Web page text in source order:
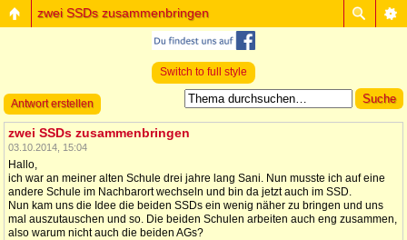
zwei SSDs zusammenbringen
Switch to full style
Antwort erstellen
zwei SSDs zusammenbringen
03.10.2014, 15:04
Hallo,
ich war an meiner alten Schule drei jahre lang Sani. Nun musste ich auf eine
andere Schule im Nachbarort wechseln und bin da jetzt auch im SSD.
Nun kam uns die Idee die beiden SSDs ein wenig näher zu bringen und uns
mal auszutauschen und so. Die beiden Schulen arbeiten auch eng zusammen,
also warum nicht auch die beiden AGs?